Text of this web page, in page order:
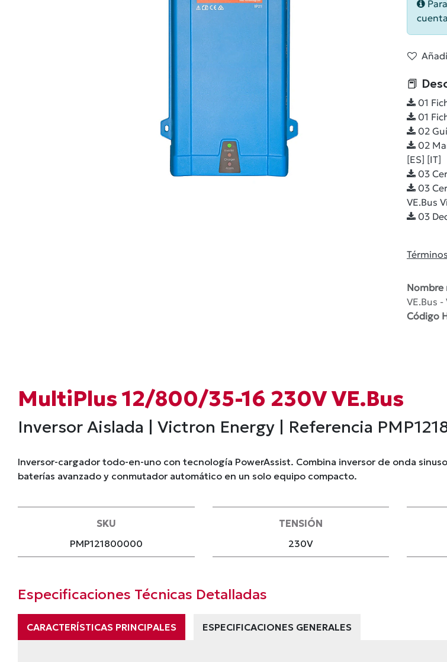
📕
01
01
02
02
[ES] [IT]
03
03
VE.Bus
03
Nombre
VE.Bus -
Código
MultiPlus 12/800/35-16 230V VE.Bus
Inversor Aislada | Victron Energy | Referencia
Inversor-cargador todo-en-uno con tecnología PowerAssist. Combina inversor de onda
baterías avanzado y conmutador automático en un solo equipo compacto.
SKU
PMP121800000
TENSIÓN
230V
Especificaciones Técnicas Detalladas
CARACTERÍSTICAS PRINCIPALES ESPECIFICACIONES GENERALES